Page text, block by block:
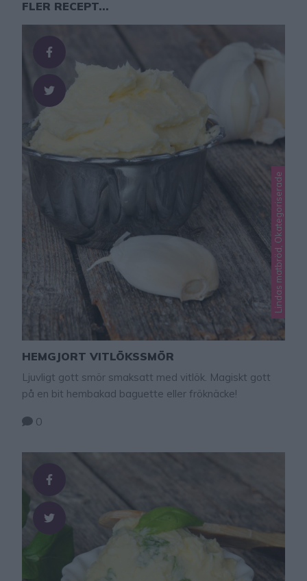
FLER RECEPT...
Lindas matbröd, Okategoriserade
HEMGJORT VITLÖKSSMÖR
Ljuvligt gott smör smaksatt med vitlök. Magiskt gott
på en bit hembakad baguette eller fröknäcke!
0